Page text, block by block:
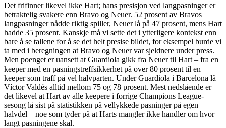
Det frifinner likevel ikke Hart; hans presisjon ved langpasninger er
betraktelig svakere enn Bravo og Neuer. 52 prosent av Bravos
langpasninger nådde riktig spiller, Neuer lå på 47 prosent, mens Hart
hadde 35 prosent. Kanskje må vi sette det i ytterligere kontekst enn
bare å se tallene for å se det helt presise bildet, for eksempel burde vi
ta med i beregningen at Bravo og Neuer var sjeldnere under press.
Men poenget er uansett at Guardiola gikk fra Neuer til Hart – fra en
keeper med en pasningstreffsikkerhet på over 80 prosent til en
keeper som traff på vel halvparten. Under Guardiola i Barcelona lå
Víctor Valdés alltid mellom 75 og 78 prosent. Mest nedslående er
det likevel at Hart av alle keepere i forrige Champions League-
sesong lå sist på statistikken på vellykkede pasninger på egen
halvdel – noe som tyder på at Harts mangler ikke handler om hvor
langt pasningene skal.